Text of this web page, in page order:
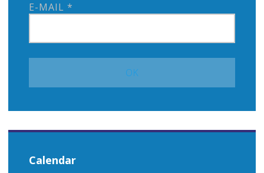
E-MAIL *
Calendar